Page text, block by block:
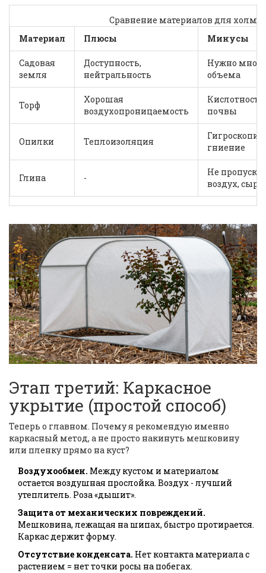
Сравнение материалов для
Материал
Плюсы Минусы
Садовая
земля
Доступность,
нейтральность
Нужно много
объема
Торф
Хорошая
воздухопроницаемость
Кислотность
почвы
Опилки Теплоизоляция
гниение
Глина -
Не
воздух,
Этап третий: Каркасное
укрытие (простой способ)
Теперь о главном. Почему я рекомендую именно
каркасный метод, а не просто накинуть мешковину
или пленку прямо на куст?
Воздухообмен. Между кустом и материалом
остается воздушная прослойка. Воздух - лучший
утеплитель. Роза «дышит».
Защита от механических повреждений.
Мешковина, лежащая на шипах, быстро протирается.
Каркас держит форму.
Отсутствие конденсата. Нет контакта материала с
растением = нет точки росы на побегах.